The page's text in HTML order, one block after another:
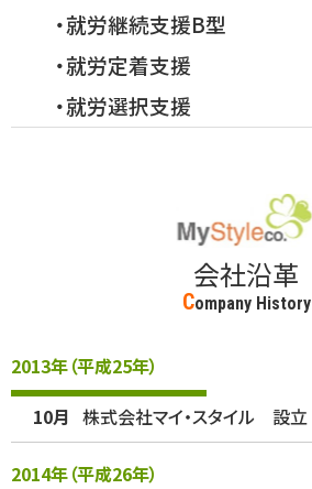
・就労継続支援B型
・就労定着支援
・就労選択支援
会社沿革
Company History
2013年（平成25年）
10月 株式会社マイ・スタイル 設立
2014年（平成26年）